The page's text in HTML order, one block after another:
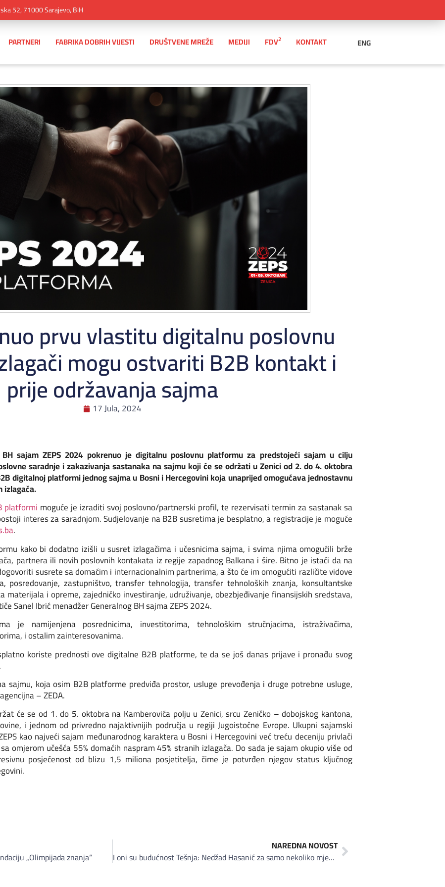
52, 71000 Sarajevo, BiH
PARTNERI FABRIKA DOBRIH VIJESTI DRUŠTVENE MREŽE MEDIJI FDV2 KONTAKT ENG
prvu vlastitu digitalnu poslovnu
mogu ostvariti B2B kontakt i
prije održavanja sajma
17 Jula, 2024
sajam ZEPS 2024 pokrenuo je digitalnu poslovnu platformu za predstojeći sajam u cilju
saradnje i zakazivanja sastanaka na sajmu koji će se održati u Zenici od 2. do 4. oktobra
digitalnoj platformi jednog sajma u Bosni i Hercegovini koja unaprijed omogućava jednostavnu
izlagača.
platformi moguće je izraditi svoj poslovno/partnerski profil, te rezervisati termin za sastanak sa
interes za saradnjom. Sudjelovanje na B2B susretima je besplatno, a registracije je moguće
.
kako bi dodatno izišli u susret izlagačima i učesnicima sajma, i svima njima omogućili brže
partnera ili novih poslovnih kontakata iz regije zapadnog Balkana i šire. Bitno je istaći da na
susrete sa domaćim i internacionalnim partnerima, a što će im omogućiti različite vidove
posredovanje, zastupništvo, transfer tehnologija, transfer tehnoloških znanja, konsultantske
materijala i opreme, zajedničko investiranje, udruživanje, obezbjeđivanje finansijskih sredstava,
Sanel Ibrić menadžer Generalnog BH sajma ZEPS 2024.
je namijenjena posrednicima, investitorima, tehnološkim stručnjacima, istraživačima,
i ostalim zainteresovanima.
koriste prednosti ove digitalne B2B platforme, te da se još danas prijave i pronađu svog
sajmu, koja osim B2B platforme predviđa prostor, usluge prevođenja i druge potrebne usluge,
– ZEDA.
će se od 1. do 5. oktobra na Kamberovića polju u Zenici, srcu Zeničko – dobojskog kantona,
i jednom od privredno najaktivnijih područja u regiji Jugoistočne Evrope. Ukupni sajamski
kao najveći sajam međunarodnog karaktera u Bosni i Hercegovini već treću deceniju privlači
omjerom učešća 55% domaćih naspram 45% stranih izlagača. Do sada je sajam okupio više od
posjećenost od blizu 1,5 miliona posjetitelja, čime je potvrđen njegov status ključnog
„Olimpijada znanja“
NAREDNA NOVOST
I oni su budućnost Tešnja: Nedžad Hasanić za samo nekoliko mjeseci od start up-a do tehničke podrške za velike izvođače na Koridoru Vc